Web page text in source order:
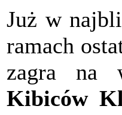
Już w
ramach
zagra na
Kibiców